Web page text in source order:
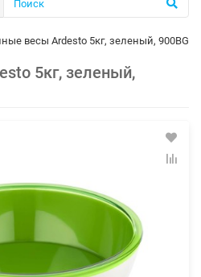
весы Ardesto 5кг, зеленый, 900BG
5кг, зеленый,